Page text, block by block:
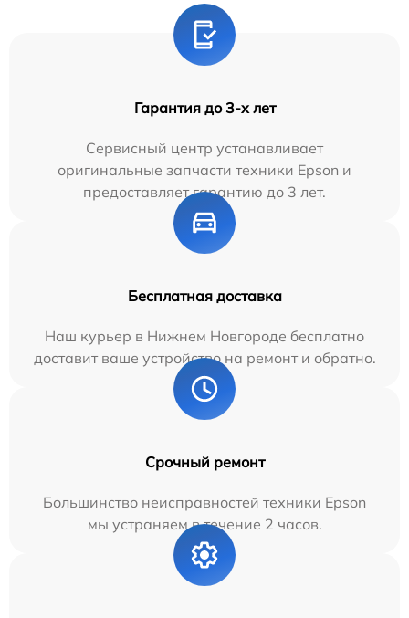
Гарантия до 3-х лет
Сервисный центр устанавливает
оригинальные запчасти техники Epson и
предоставляет гарантию до 3 лет.
Бесплатная доставка
Наш курьер в Нижнем Новгороде бесплатно
доставит ваше устройство на ремонт и обратно.
Срочный ремонт
Большинство неисправностей техники Epson
мы устраняем в течение 2 часов.